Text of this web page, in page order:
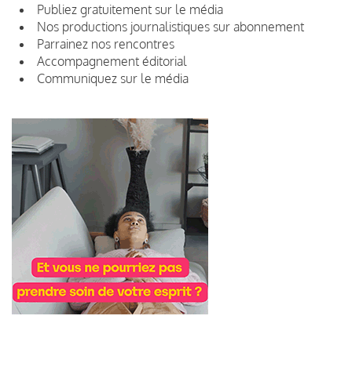
Publiez gratuitement sur le média
Nos productions journalistiques sur abonnement
Parrainez nos rencontres
Accompagnement éditorial
Communiquez sur le média